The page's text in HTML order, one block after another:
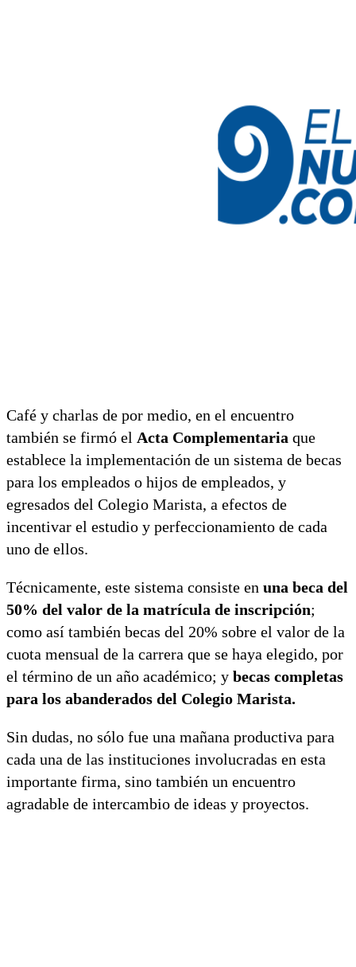
Café y charlas de por medio, en el encuentro
también se firmó el Acta Complementaria que
establece la implementación de un sistema de becas
para los empleados o hijos de empleados, y
egresados del Colegio Marista, a efectos de
incentivar el estudio y perfeccionamiento de cada
uno de ellos.
Técnicamente, este sistema consiste en una beca del
50% del valor de la matrícula de inscripción;
como así también becas del 20% sobre el valor de la
cuota mensual de la carrera que se haya elegido, por
el término de un año académico; y becas completas
para los abanderados del Colegio Marista.
Sin dudas, no sólo fue una mañana productiva para
cada una de las instituciones involucradas en esta
importante firma, sino también un encuentro
agradable de intercambio de ideas y proyectos.